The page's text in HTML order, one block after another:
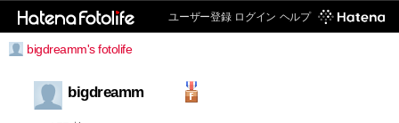
ユーザー登録 ログイン ヘルプ
bigdreamm's fotolife
bigdreamm